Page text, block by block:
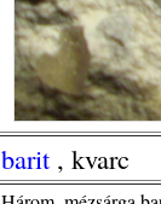
barit , kvarc